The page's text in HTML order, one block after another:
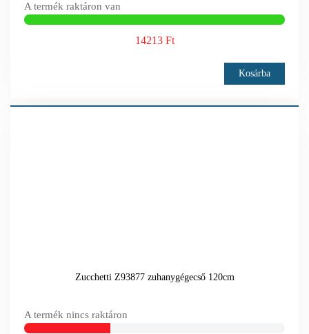
A termék raktáron van
14213 Ft
Kosárba
Zucchetti Z93877 zuhanygégecső 120cm
A termék nincs raktáron